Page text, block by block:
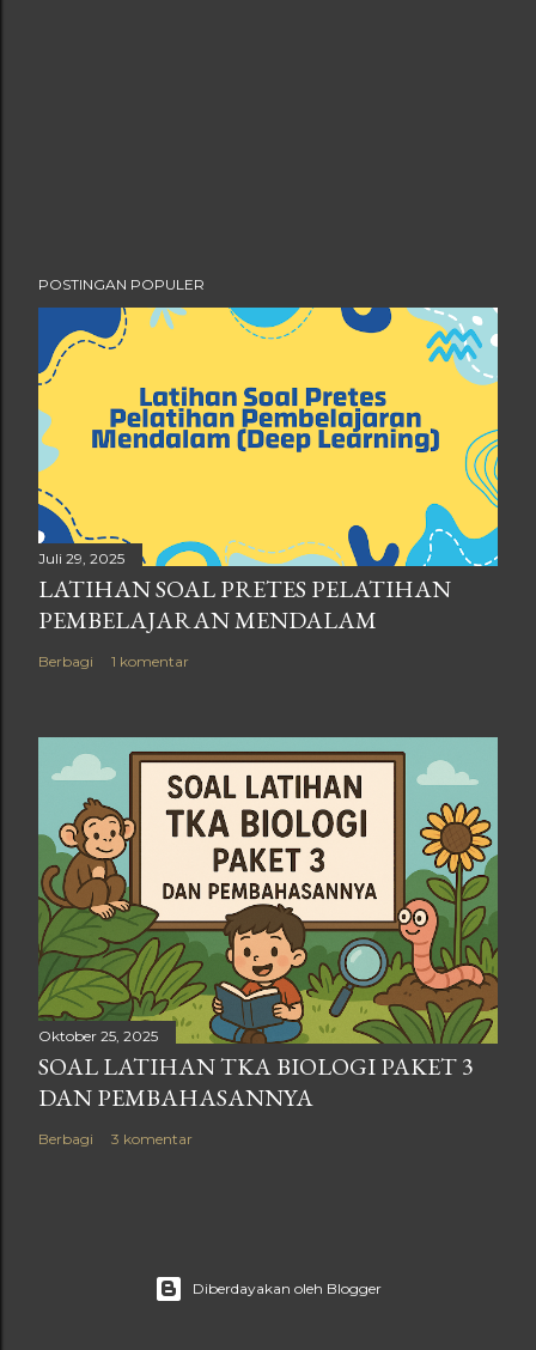
POSTINGAN POPULER
Juli 29, 2025
LATIHAN SOAL PRETES PELATIHAN
PEMBELAJARAN MENDALAM
Berbagi 1 komentar
Oktober 25, 2025
SOAL LATIHAN TKA BIOLOGI PAKET 3
DAN PEMBAHASANNYA
Berbagi 3 komentar
Diberdayakan oleh Blogger